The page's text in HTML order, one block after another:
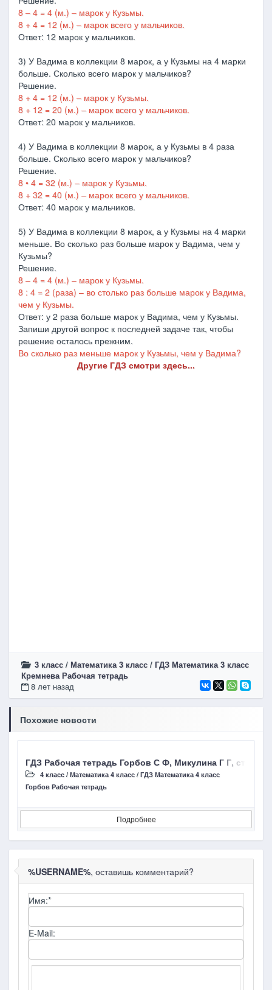
8 – 4 = 4 (м.) – марок у Кузьмы.
8 + 4 = 12 (м.) – марок всего у мальчиков.
Ответ: 12 марок у мальчиков.
3) У Вадима в коллекции 8 марок, а у Кузьмы на 4 марки
больше. Сколько всего марок у мальчиков?
Решение.
8 + 4 = 12 (м.) – марок у Кузьмы.
8 + 12 = 20 (м.) – марок всего у мальчиков.
Ответ: 20 марок у мальчиков.
4) У Вадима в коллекции 8 марок, а у Кузьмы в 4 раза
больше. Сколько всего марок у мальчиков?
Решение.
8 • 4 = 32 (м.) – марок у Кузьмы.
8 + 32 = 40 (м.) – марок всего у мальчиков.
Ответ: 40 марок у мальчиков.
5) У Вадима в коллекции 8 марок, а у Кузьмы на 4 марки
меньше. Во сколько раз больше марок у Вадима, чем у
Кузьмы?
Решение.
8 – 4 = 4 (м.) – марок у Кузьмы.
8 : 4 = 2 (раза) – во столько раз больше марок у Вадима,
чем у Кузьмы.
Ответ: у 2 раза больше марок у Вадима, чем у Кузьмы.
Запиши другой вопрос к последней задаче так, чтобы
решение осталось прежним.
Во сколько раз меньше марок у Кузьмы, чем у Вадима?
Другие ГДЗ смотри здесь...
3 класс / Математика 3 класс / ГДЗ Математика 3 класс
Кремнева Рабочая тетрадь
8 лет назад
Похожие новости
ГДЗ Рабочая тетрадь Горбов С Ф, Микулина Г Г,
4 класс / Математика 4 класс / ГДЗ Математика 4 класс
Горбов Рабочая тетрадь
Подробнее
%USERNAME%, оставишь комментарий?
Имя:*
E-Mail: